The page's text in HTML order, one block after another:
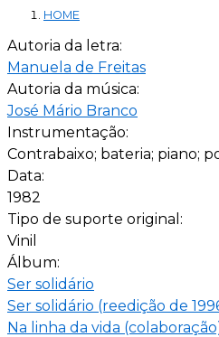
HOME
Autoria da letra:
Manuela de Freitas
Autoria da música:
José Mário Branco
Instrumentação:
Contrabaixo; bateria; piano;
Data:
1982
Tipo de suporte original:
Vinil
Álbum:
Ser solidário
Ser solidário (reedição de
Na linha da vida